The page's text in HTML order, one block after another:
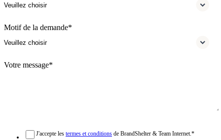
Motif de la demande*
Votre message*
J'accepte les termes et conditions de BrandShelter & Team Internet.*